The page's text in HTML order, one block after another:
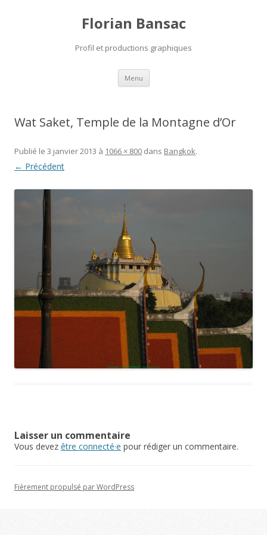
Florian Bansac
Profil et productions graphiques
Menu Aller
contenu
Wat Saket, Temple de la Montagne d’Or
Publié le 3 janvier 2013 à 1066 × 800 dans Bangkok.
← Précédent
Laisser un commentaire
Vous devez être connecté·e pour rédiger un commentaire.
Fièrement propulsé par WordPress